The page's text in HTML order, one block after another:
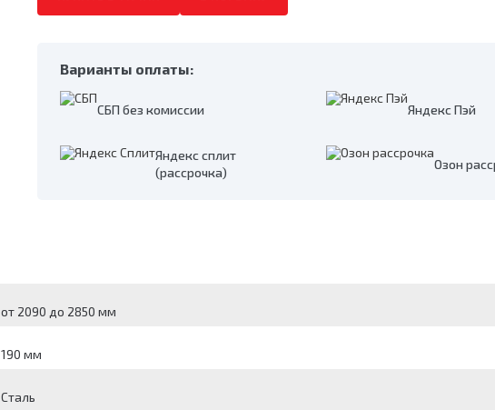
Варианты оплаты:
СБП без комиссии Яндекс Пэй
Яндекс сплит
(рассрочка)
Озон
от 2090 до 2850 мм
190 мм
Сталь